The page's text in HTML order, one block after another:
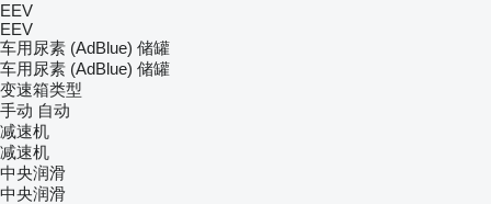
EEV
EEV
车用尿素 (AdBlue) 储罐
车用尿素 (AdBlue) 储罐
变速箱类型
手动 自动
减速机
减速机
中央润滑
中央润滑